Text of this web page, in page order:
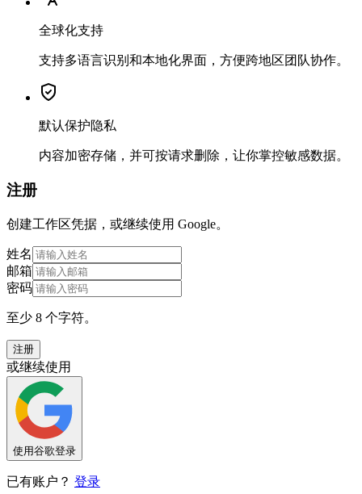
全球化支持
支持多语言识别和本地化界面，方便跨地区团队协作。
默认保护隐私
内容加密存储，并可按请求删除，让你掌控敏感数据。
注册
创建工作区凭据，或继续使用 Google。
姓名
邮箱
密码
至少 8 个字符。
注册
或继续使用
使用谷歌登录
已有账户？ 登录